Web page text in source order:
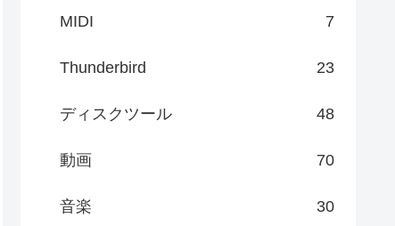
MIDI 7
Thunderbird 23
ディスクツール 48
動画 70
音楽 30